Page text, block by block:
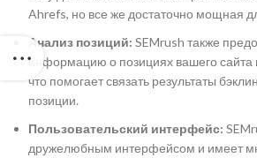
Ahrefs, но все же достаточно мощная
Анализ позиций: SEMrush также
информацию о позициях вашего сайта
что помогает связать результаты
позиции.
Пользовательский интерфейс:
дружелюбным интерфейсом и имеет